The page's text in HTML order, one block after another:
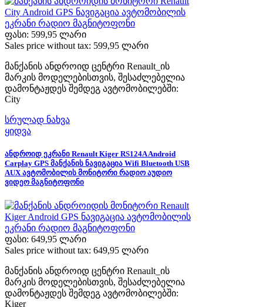
ფასი: 599,95 ლარი
Sales price without tax: 599,95 ლარი
მანქანის ანდროიდ ცენტრი Renault_ის
მარკის მოდელებისთვის, შესაძლებელია
დამონტაჟდეს შემდეგ ავტომობილებში:
City
სრულად ნახვა
ყიდვა
ანდროიდ ეკრანი Renault Kiger RS124A Android
Carplay GPS მანქანის ნავიგაცია Wifi Bluetooth USB
AUX ავტომობილის მონიტორი რადიო აუდიო
ვიდეო მაგნიტოფონი
ფასი: 649,95 ლარი
Sales price without tax: 649,95 ლარი
მანქანის ანდროიდ ცენტრი Renault_ის
მარკის მოდელებისთვის, შესაძლებელია
დამონტაჟდეს შემდეგ ავტომობილებში:
Kiger